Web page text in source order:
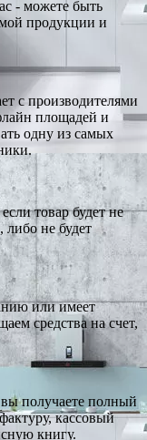
- можете быть
продукции и
с производителями
площадей и
одну из самых
товар будет не
либо не будет
или имеет
средства на счет,
получаете полный
кассовый
книгу.